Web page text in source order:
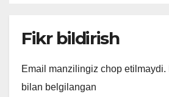
Fikr bildirish
Email manzilingiz chop etilmaydi.
bilan belgilangan